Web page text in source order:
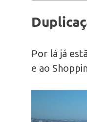
Por lá já
e ao